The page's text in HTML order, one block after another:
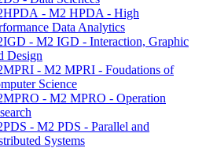
- M2 HPDA - High
Data Analytics
- M2 IGD - Interaction, Graphic
Design
- M2 MPRI - Foudations of
Science
- M2 MPRO - Operation
- M2 PDS - Parallel and
Systems